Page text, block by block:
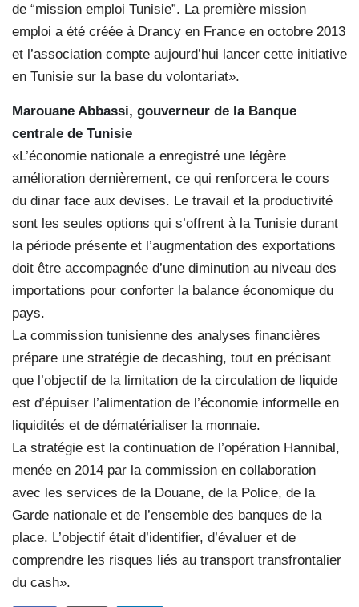
de “mission emploi Tunisie”. La première mission
emploi a été créée à Drancy en France en octobre 2013
et l’association compte aujourd’hui lancer cette initiative
en Tunisie sur la base du volontariat».
Marouane Abbassi, gouverneur de la Banque
centrale de Tunisie
«L’économie nationale a enregistré une légère
amélioration dernièrement, ce qui renforcera le cours
du dinar face aux devises. Le travail et la productivité
sont les seules options qui s’offrent à la Tunisie durant
la période présente et l’augmentation des exportations
doit être accompagnée d’une diminution au niveau des
importations pour conforter la balance économique du
pays.
La commission tunisienne des analyses financières
prépare une stratégie de decashing, tout en précisant
que l’objectif de la limitation de la circulation de liquide
est d’épuiser l’alimentation de l’économie informelle en
liquidités et de dématérialiser la monnaie.
La stratégie est la continuation de l’opération Hannibal,
menée en 2014 par la commission en collaboration
avec les services de la Douane, de la Police, de la
Garde nationale et de l’ensemble des banques de la
place. L’objectif était d’identifier, d’évaluer et de
comprendre les risques liés au transport transfrontalier
du cash».